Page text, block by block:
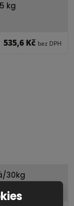
kg
535,6 Kč bez DPH
30kg